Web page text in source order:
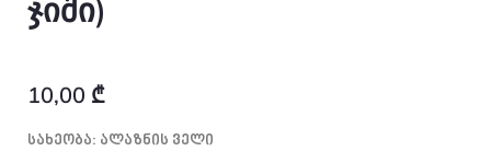
ჯიში)
10,00 ₾
Სახეობა: Ალაზნის Ველი